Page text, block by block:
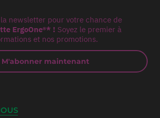
newsletter pour votre chance de
ErgoOne®* ! Soyez le premier à
et nos promotions.
M'abonner maintenant